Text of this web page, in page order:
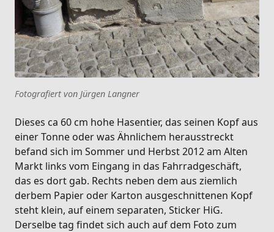
Fotografiert von Jürgen Langner
Dieses ca 60 cm hohe Hasentier, das seinen Kopf aus
einer Tonne oder was Ähnlichem herausstreckt
befand sich im Sommer und Herbst 2012 am Alten
Markt links vom Eingang in das Fahrradgeschäft,
das es dort gab. Rechts neben dem aus ziemlich
derbem Papier oder Karton ausgeschnittenen Kopf
steht klein, auf einem separaten, Sticker HiG.
Derselbe tag findet sich auch auf dem Foto zum